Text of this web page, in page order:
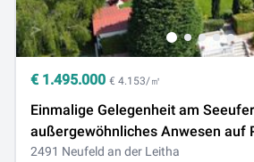
€ 1.495.000 € 4.153/㎡
Einmalige Gelegenheit am
außergewöhnliches Anwesen auf
verkaufen
2491 Neufeld an der Leitha